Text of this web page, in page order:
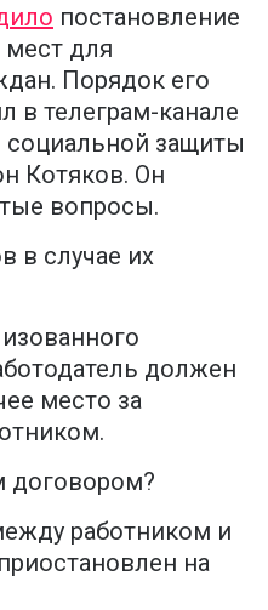
постановление
мест для
Порядок его
в телеграм-канале
социальной защиты
Котяков. Он
вопросы.
в случае их
должен
место за
договором?
работником и
на